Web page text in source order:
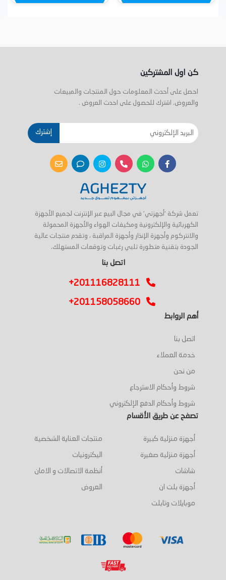
كن اول المشتركين
احصل على أحدث المعلومات حول المنتجات والمبيعات
والعروض. اشترك للحصول على احدث العروض .
إشترك
تعمل شركة 'أجهزتي' في مجال البيع عبر الإنترنت لجميع الأجهزة
الكهربائية والإلكترونية ومكيفات الهواء والأجهزة المحمولة
والانتركوم وأجهزة الإنذار وأجهزة المراقبة ، وتقدم منتجات عالية
الجودة بتقنية متطورة تلبي رغبات وتوقعات المستهلك.
اتصل بنا
+201116828111
+201158058660
أهم الروابط
اتصل بنا
خدمة العملاء
من نحن
شروط وأحكام الاسترجاع
شروط وأحكام الدفع الإلكتروني
تصفح عن طريق الأقسام
أجهزة منزلية كبيرة
أجهزة منزلية صغيرة
شاشات
أجهزة بلت ان
موبايلات وتابلت
منتجات العناية الشخصية
اليكترونيات
أنظمة الاتصالات و الامان
العروض